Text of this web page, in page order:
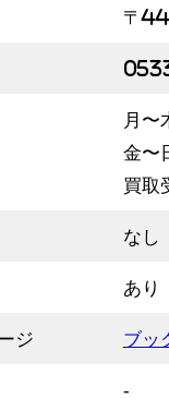
〒
月
金〜
買取
なし
あり
ジ ブッ
-